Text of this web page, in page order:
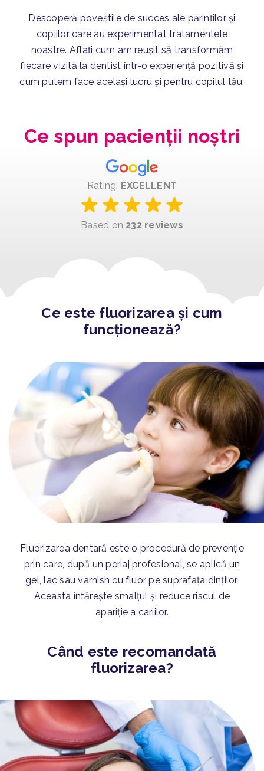
Descoperă poveștile de succes ale părinților și
copiilor care au experimentat tratamentele
noastre. Aflați cum am reușit să transformăm
fiecare vizită la dentist într-o experiență pozitivă și
cum putem face același lucru și pentru copilul tău.
Ce spun pacienții noștri
Rating: EXCELLENT
Based on 232 reviews
Ce este fluorizarea și cum
funcționează?
Fluorizarea dentară este o procedură de prevenție
prin care, după un periaj profesional, se aplică un
gel, lac sau varnish cu fluor pe suprafața dinților.
Aceasta întărește smalțul și reduce riscul de
apariție a cariilor.
Când este recomandată
fluorizarea?